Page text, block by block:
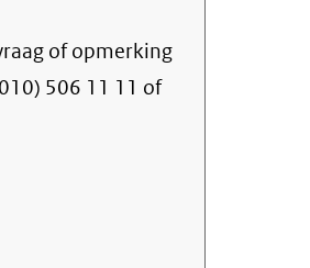
of opmerking
506 11 11 of